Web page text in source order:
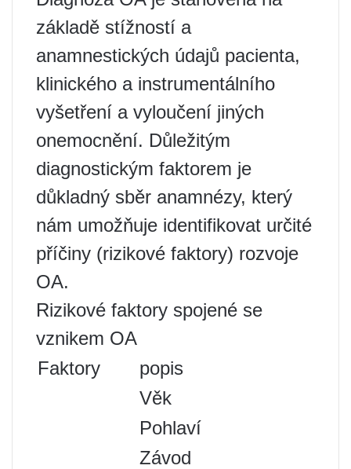
základě stížností a
anamnestických údajů pacienta,
klinického a instrumentálního
vyšetření a vyloučení jiných
onemocnění. Důležitým
diagnostickým faktorem je
důkladný sběr anamnézy, který
nám umožňuje identifikovat určité
příčiny (rizikové faktory) rozvoje
OA.
Rizikové faktory spojené se
vznikem OA
Faktory
popis
Věk
Pohlaví
Závod